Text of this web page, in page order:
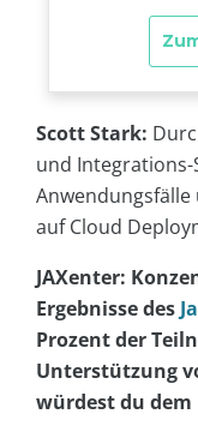
Scott Stark:
und Integrations-
auf Cloud
JAXenter:
Ergebnisse des
Prozent der
Unterstützung
würdest du